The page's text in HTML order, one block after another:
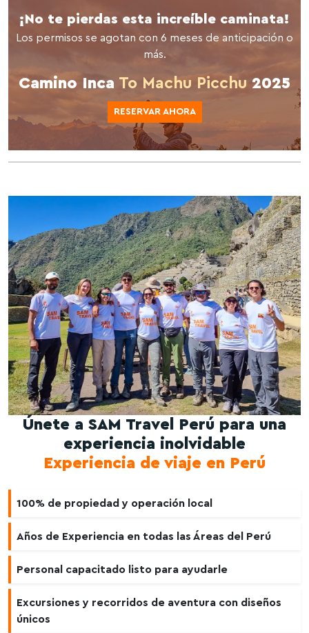
¡No te pierdas esta increíble caminata!
Los permisos se agotan con 6 meses de anticipación o
más.
Camino Inca To Machu Picchu 2025
RESERVAR AHORA
Únete a SAM Travel Perú para una
experiencia inolvidable
Experiencia de viaje en Perú
100% de propiedad y operación local
Años de Experiencia en todas las Áreas del Perú
Personal capacitado listo para ayudarle
Excursiones y recorridos de aventura con diseños
únicos